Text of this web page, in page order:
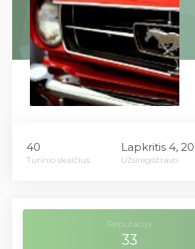
40
Turinio skaičius
Lapkritis 4,
Užsiregistravo
Reputacija
33